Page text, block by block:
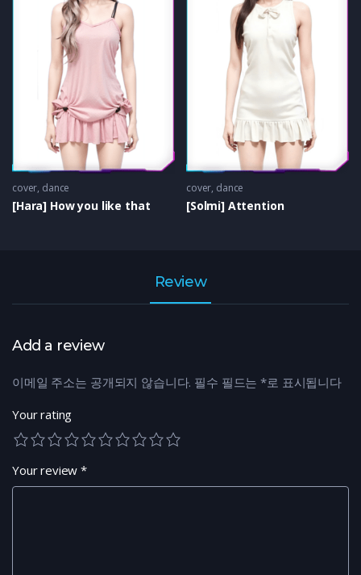
cover, dance
[Hara] How you like that
cover, dance
[Solmi] Attention
Review
Add a review
이메일 주소는 공개되지 않습니다. 필수 필드는*로 표시됩니다
Your rating
Your review*